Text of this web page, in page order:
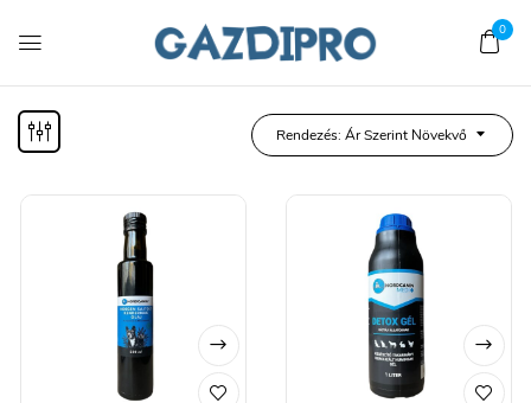
0
Rendezés: Ár Szerint Növekvő